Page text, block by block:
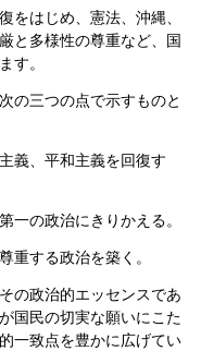
はじめ、憲法、沖縄、
と多様性の尊重など、国
す。
の三つの点で示すものと
、平和主義を回復す
の政治にきりかえる。
する政治を築く。
の政治的エッセンスであ
国民の切実な願いにこた
一致点を豊かに広げてい